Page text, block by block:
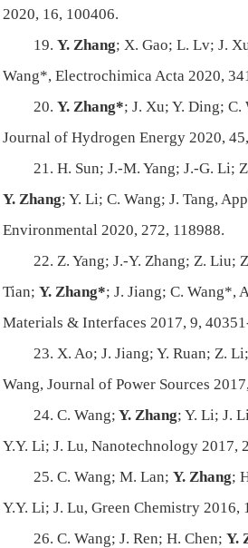
2020, 16, 100406.
19.Y. Zhang; X. Gao; L. Lv; J.
Wang*,Electrochimica Acta 2020,
20.Y. Zhang*; J. Xu; Y. Ding; C.
Journal of Hydrogen Energy 2020,45
21. H. Sun; J.-M. Yang; J.-G. Li;
Y. Zhang; Y. Li; C. Wang; J. Tang,
Environmental 2020, 272, 118988.
22. Z. Yang; J.-Y. Zhang; Z. Liu;
Tian;Y. Zhang*; J. Jiang; C. Wang*,
Materials & Interfaces 2017,9,
23. X. Ao; J. Jiang; Y. Ruan; Z.
Wang,Journal of Power Sources
24. C. Wang; Y. Zhang; Y. Li; J.
Y.Y. Li; J. Lu,Nanotechnology 2017,
25. C. Wang; M. Lan;Y. Zhang;
Y.Y. Li; J. Lu,Green Chemistry 2016,
26. C. Wang; J. Ren; H. Chen;Y.